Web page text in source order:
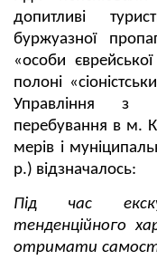
допитливі
буржуазної
«особи
полоні
Управління з
перебування в м.
мерів і
р.) відзначалось:
Під час
тенденційного
отримати